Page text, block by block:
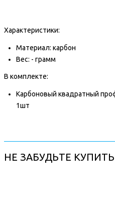
Характеристики:
Материал: карбон
Вес: - грамм
В комплекте:
Карбоновый квадратный
1шт
НЕ ЗАБУДЬТЕ КУПИТЬ